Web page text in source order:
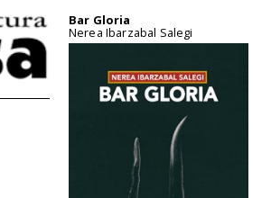
Bar Gloria
Nerea Ibarzabal Salegi